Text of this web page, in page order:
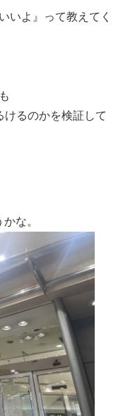
いよ』って教えてく
るのかを検証して
な。